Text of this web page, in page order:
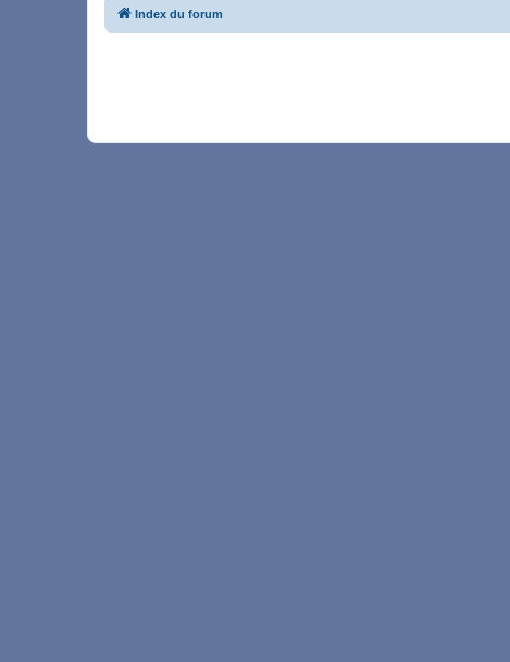
Index du forum